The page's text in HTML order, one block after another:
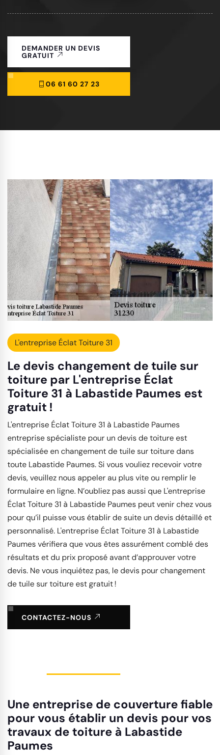
DEMANDER UN DEVIS
GRATUIT
06 61 60 27 23
L'entreprise Éclat Toiture 31
Le devis changement de tuile sur
toiture par L'entreprise Éclat
Toiture 31 à Labastide Paumes est
gratuit !
L'entreprise Éclat Toiture 31 à Labastide Paumes
entreprise spécialiste pour un devis de toiture est
spécialisée en changement de tuile sur toiture dans
toute Labastide Paumes. Si vous vouliez recevoir votre
devis, veuillez nous appeler au plus vite ou remplir le
formulaire en ligne. N’oubliez pas aussi que L'entreprise
Éclat Toiture 31 à Labastide Paumes peut venir chez vous
pour qu’il puisse vous établir de suite un devis détaillé et
personnalisé. L'entreprise Éclat Toiture 31 à Labastide
Paumes vérifiera que vous êtes assurément comblé des
résultats et du prix proposé avant d’approuver votre
devis. Ne vous inquiétez pas, le devis pour changement
de tuile sur toiture est gratuit !
CONTACTEZ-NOUS
Une entreprise de couverture fiable
pour vous établir un devis pour vos
travaux de toiture à Labastide
Paumes